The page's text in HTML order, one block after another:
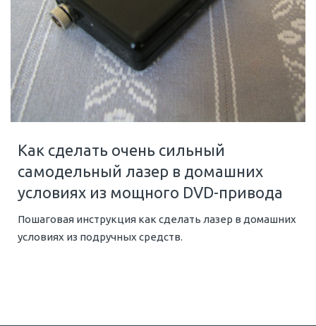
Как сделать очень сильный
самодельный лазер в домашних
условиях из мощного DVD-привода
Пошаговая инструкция как сделать лазер в домашних
условиях из подручных средств.